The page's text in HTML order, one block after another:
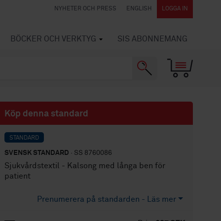
NYHETER OCH PRESS ENGLISH LOGGA IN
BÖCKER OCH VERKTYG SIS ABONNEMANG
Köp denna standard
STANDARD
SVENSK STANDARD · SS 8760086
Sjukvårdstextil - Kalsong med långa ben för
patient
Prenumerera på standarden - Läs mer